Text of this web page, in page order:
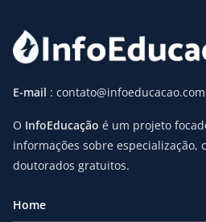
E-mail :
O InfoEducação é um projeto
informações sobre especialização,
doutorados gratuitos.
Home